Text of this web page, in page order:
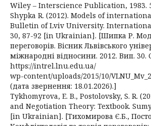
Wiley – Interscience Publication, 1983.
Shуpka R. (2012). Models of
Bulletin of Lviv University.
30, 87-92 [in Ukrainian]. [Шипка Р.
переговорів. Вісник Львівського
міжнародні відносини. 2012. Вип. 30.
https://intrel.lnu.edu.ua/
wp-content/uploads/2015/10/
(дата звернення: 18.01.2026).]
Tykhomyrova, E. B., Postolovsky, S. R.
and Negotiation Theory: Textbook.
[in Ukrainian]. [Тихомирова Є.Б.,